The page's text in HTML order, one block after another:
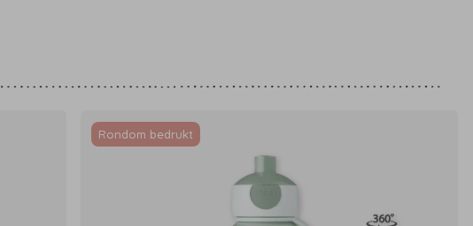
Rondom bedrukt